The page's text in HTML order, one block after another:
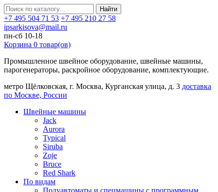
Найти
+7 495 504 71 53 +7 495 210 27 58
ipsarkisova@mail.ru
пн-сб 10-18
Корзина 0 товар(ов)
Промышленное швейное оборудование, швейные машины,
парогенераторы, раскройное оборудование, комплектующие.
метро Щёлковская, г. Москва, Курганская улица, д. 3 доставка
по Москве, России
Швейные машины
Jack
Aurora
Typical
Siruba
Zoje
Bruce
Red Shark
По видам
Полуавтоматы и спецмашины с программным